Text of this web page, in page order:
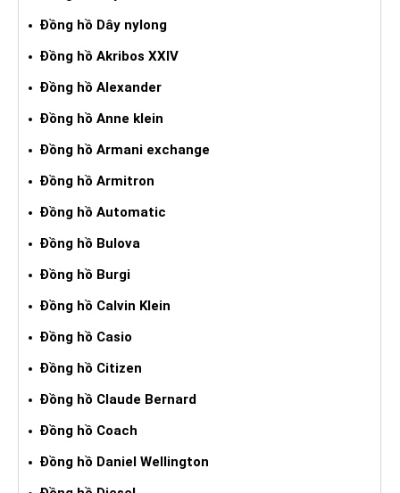
Đồng hồ Dây nylong
Đồng hồ Akribos XXIV
Đồng hồ Alexander
Đồng hồ Anne klein
Đồng hồ Armani exchange
Đồng hồ Armitron
Đồng hồ Automatic
Đồng hồ Bulova
Đồng hồ Burgi
Đồng hồ Calvin Klein
Đồng hồ Casio
Đồng hồ Citizen
Đồng hồ Claude Bernard
Đồng hồ Coach
Đồng hồ Daniel Wellington